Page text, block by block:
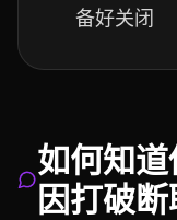
备好关闭
如何知
因打破断